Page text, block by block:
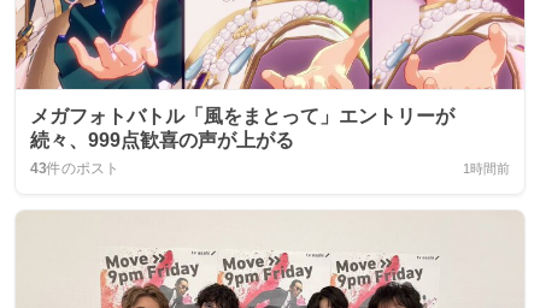
メガフォトバトル「風をまとって」エントリーが
続々、999点歓喜の声が上がる
43件のポスト 1時間前